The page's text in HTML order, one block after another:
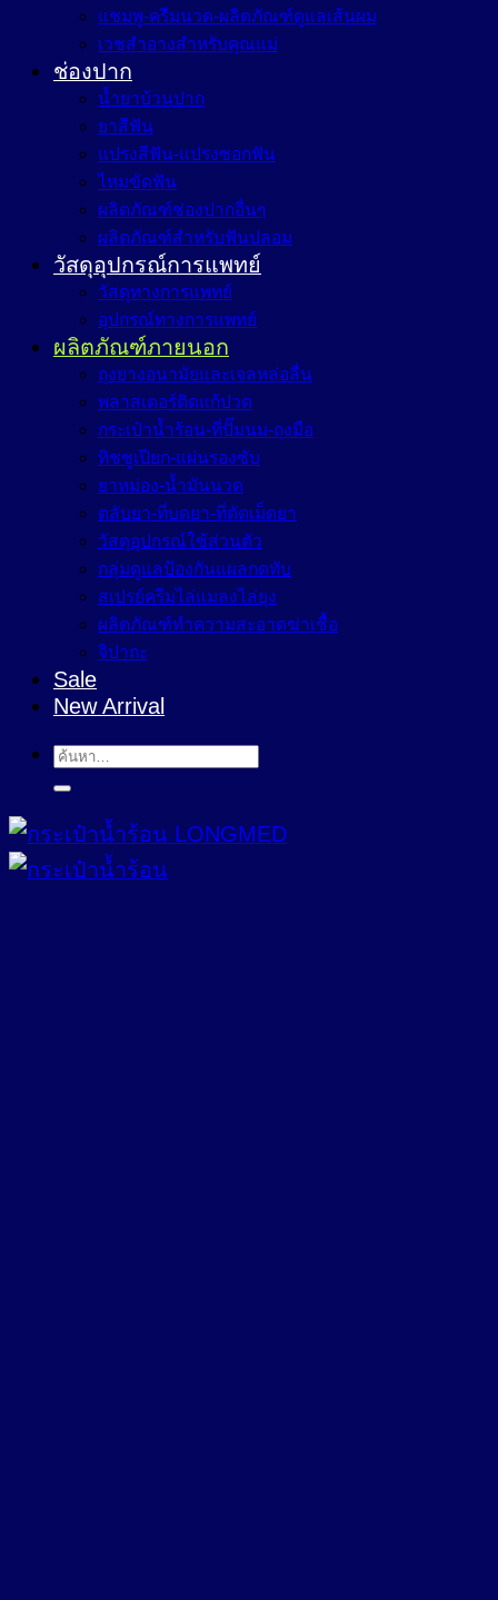
แชมพู-ครีมนวด-ผลิตภัณฑ์ดูแลเส้นผม
เวชสำอางสำหรับคุณแม่
ช่องปาก
น้ำยาบ้วนปาก
ยาสีฟัน
แปรงสีฟัน-แปรงซอกฟัน
ไหมขัดฟัน
ผลิตภัณฑ์ช่องปากอื่นๆ
ผลิตภัณฑ์สำหรับฟันปลอม
วัสดุอุปกรณ์การแพทย์
วัสดุทางการแพทย์
อุปกรณ์ทางการแพทย์
ผลิตภัณฑ์ภายนอก
ถุงยางอนามัยและเจลหล่อลื่น
พลาสเตอร์ติดแก้ปวด
กระเป๋าน้ำร้อน-ที่ปั๊มนม-ถุงมือ
ทิชชูเปียก-แผ่นรองซับ
ยาหม่อง-น้ำมันนวด
ตลับยา-ที่บดยา-ที่ตัดเม็ดยา
วัสดุอุปกรณ์ใช้ส่วนตัว
กลุ่มดูแลป้องกันแผลกดทับ
สเปรย์ครีมไล่แมลงไล่ยุง
ผลิตภัณฑ์ทำความสะอาดฆ่าเชื้อ
จิปาถะ
Sale
New Arrival
ค้นหา: